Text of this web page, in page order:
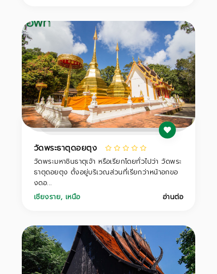
วัดพระธาตุดอยตุง
วัดพระมหาชินธาตุเจ้า หรือเรียกโดยทั่วไปว่า วัดพระ
ธาตุดอยตุง ตั้งอยู่บริเวณส่วนที่เรียกว่าหน้าอกขอ
งดอ...
เชียงราย, เหนือ อ่านต่อ